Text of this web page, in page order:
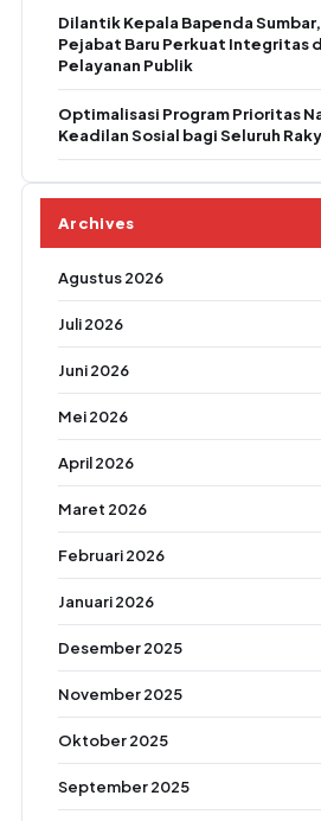
Dilantik Kepala Bapenda Sumbar,
Pejabat Baru Perkuat Integritas
Pelayanan Publik
Optimalisasi Program Prioritas
Keadilan Sosial bagi Seluruh
Archives
Agustus 2026
Juli 2026
Juni 2026
Mei 2026
April 2026
Maret 2026
Februari 2026
Januari 2026
Desember 2025
November 2025
Oktober 2025
September 2025